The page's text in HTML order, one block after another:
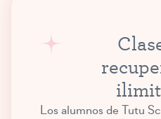
Los alumnos de Tutu